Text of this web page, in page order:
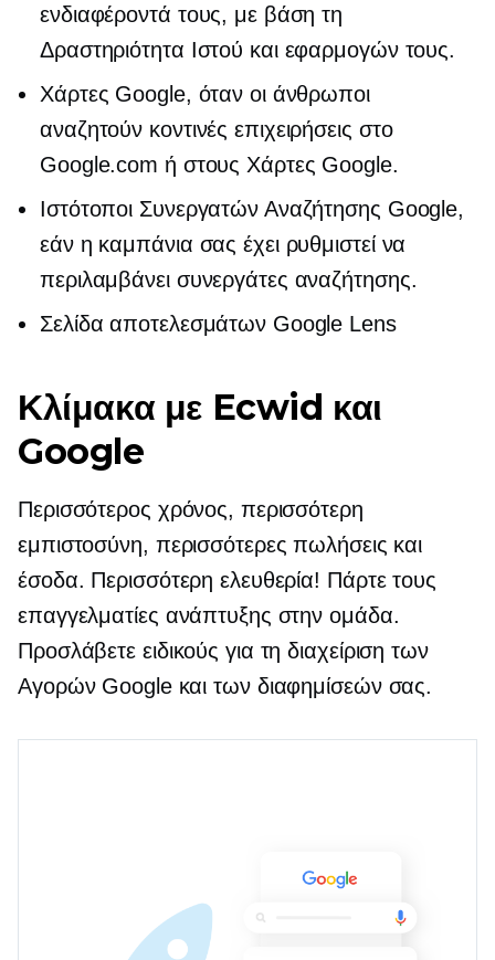
ενδιαφέροντά τους, με βάση τη
Δραστηριότητα Ιστού και εφαρμογών τους.
Χάρτες Google, όταν οι άνθρωποι
αναζητούν κοντινές επιχειρήσεις στο
Google.com ή στους Χάρτες Google.
Ιστότοποι Συνεργατών Αναζήτησης Google,
εάν η καμπάνια σας έχει ρυθμιστεί να
περιλαμβάνει συνεργάτες αναζήτησης.
Σελίδα αποτελεσμάτων Google Lens
Κλίμακα με Ecwid και
Google
Περισσότερος χρόνος, περισσότερη
εμπιστοσύνη, περισσότερες πωλήσεις και
έσοδα. Περισσότερη ελευθερία! Πάρτε τους
επαγγελματίες ανάπτυξης στην ομάδα.
Προσλάβετε ειδικούς για τη διαχείριση των
Αγορών Google και των διαφημίσεών σας.